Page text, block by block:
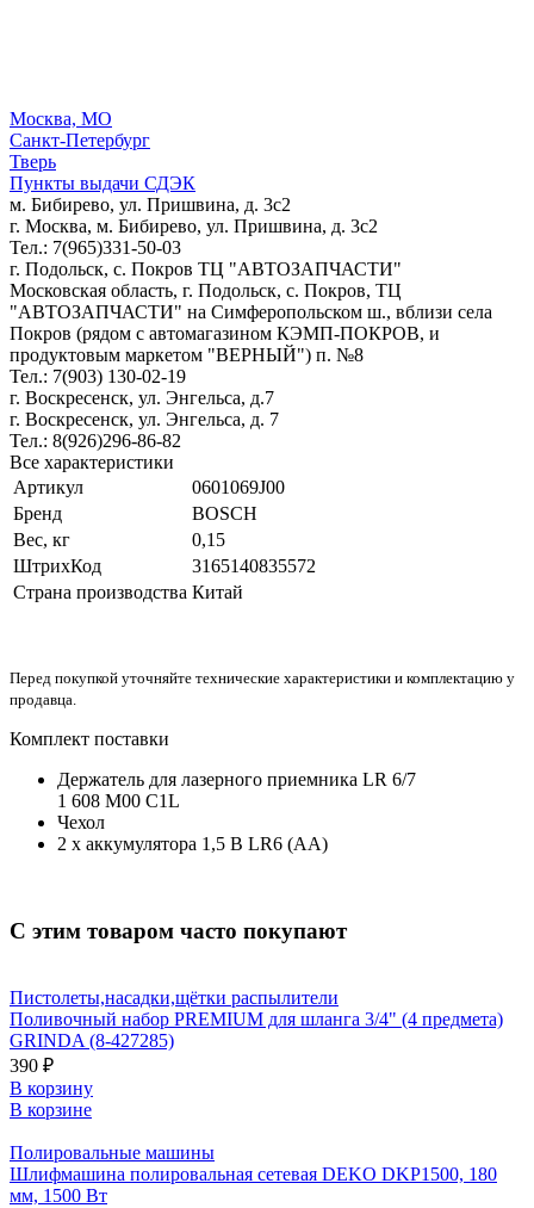
Москва, МО
Санкт-Петербург
Тверь
Пункты выдачи СДЭК
м. Бибирево, ул. Пришвина, д. 3с2
г. Москва, м. Бибирево, ул. Пришвина, д. 3с2
Тел.: 7(965)331-50-03
г. Подольск, c. Покров ТЦ "АВТОЗАПЧАСТИ"
Московская область, г. Подольск, c. Покров, ТЦ
"АВТОЗАПЧАСТИ" на Симферопольском ш., вблизи села
Покров (рядом с автомагазином КЭМП-ПОКРОВ, и
продуктовым маркетом "ВЕРНЫЙ") п. №8
Тел.: 7(903) 130-02-19
г. Воскресенск, ул. Энгельса, д.7
г. Воскресенск, ул. Энгельса, д. 7
Тел.: 8(926)296-86-82
Все характеристики
Артикул
0601069J00
Бренд
BOSCH
Вес, кг
0,15
ШтрихКод
3165140835572
Страна производства Китай
Перед покупкой уточняйте технические характеристики и комплектацию у
продавца.
Комплект поставки
Держатель для лазерного приемника LR 6/7
1 608 M00 C1L
Чехол
2 х аккумулятора 1,5 В LR6 (AA)
С этим товаром часто покупают
Пистолеты,насадки,щётки распылители
Поливочный набор PREMIUM для шланга 3/4" (4 предмета)
GRINDA (8-427285)
390 ₽
В корзину
В корзине
Полировальные машины
Шлифмашина полировальная сетевая DEKO DKP1500, 180
мм, 1500 Вт